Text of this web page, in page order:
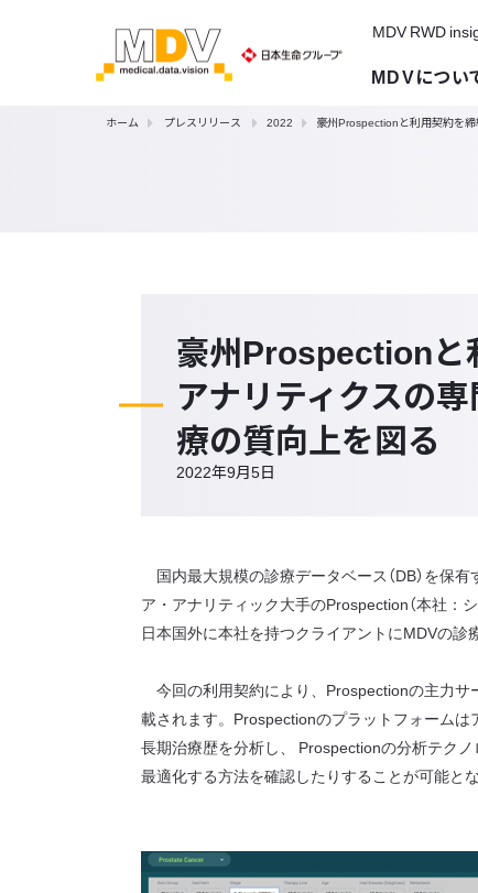
MDV RWD
MDVについ
ホーム プレスリリース 2022 豪州Prospectionと利用契約を
豪州Prospectionと
アナリティクスの
療の質向上を図る
2022年9月5日
国内最大規模の診療データベース（DB）を保
ア・アナリティック大手のProspection（本社
日本国外に本社を持つクライアントにMDVの診
今回の利用契約により、Prospectionの主力サ
載されます。Prospectionのプラットフォーム
長期治療歴を分析し、 Prospectionの分析テク
最適化する方法を確認したりすることが可能とな